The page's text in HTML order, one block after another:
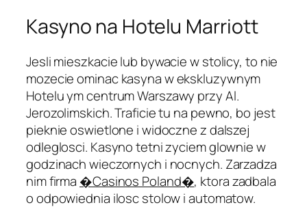
Kasyno na Hotelu Marriott
Jesli mieszkacie lub bywacie w stolicy, to nie
mozecie ominac kasyna w ekskluzywnym
Hotelu ym centrum Warszawy przy Al.
Jerozolimskich. Traficie tu na pewno, bo jest
pieknie oswietlone i widoczne z dalszej
odleglosci. Kasyno tetni zyciem glownie w
godzinach wieczornych i nocnych. Zarzadza
nim firma �Casinos Poland�, ktora zadbala
o odpowiednia ilosc stolow i automatow.